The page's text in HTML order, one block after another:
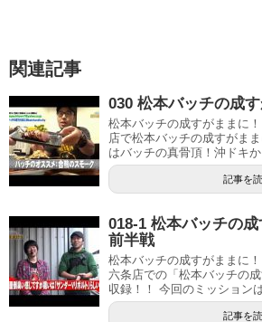
関連記事
030 松本バッチの成
松本バッチの成すがままに
店で松本バッチの成すがま
はバッチの真骨頂！沖ドキか
記事を
018-1 松本バッチの
前半戦
松本バッチの成すがままに
六条店での「松本バッチの
収録！！ 今回のミッション
記事を